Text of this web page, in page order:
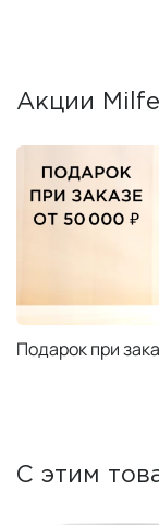
Акции
Подарок при
С этим